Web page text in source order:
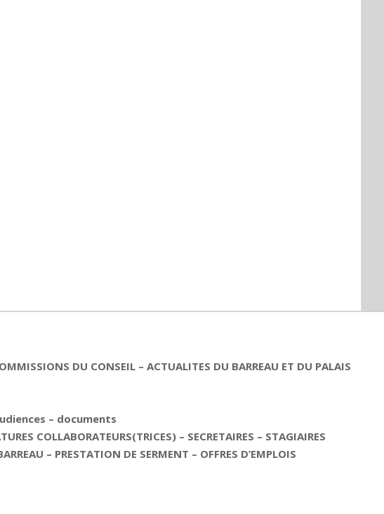
DU CONSEIL – ACTUALITES DU BARREAU ET DU PALAIS
– documents
COLLABORATEURS(TRICES) – SECRETAIRES – STAGIAIRES
– PRESTATION DE SERMENT – OFFRES D’EMPLOIS